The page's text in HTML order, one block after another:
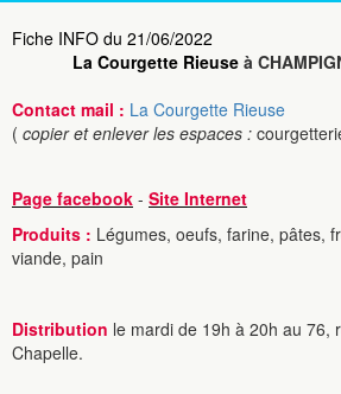
Fiche INFO du 21/06/2022
La Courgette Rieuse à
Contact mail : La Courgette Rieuse
( copier et enlever les espaces :
Page facebook - Site Internet
Produits : Légumes, oeufs, farine, pâtes,
viande, pain
Distribution le mardi de 19h à 20h au 76,
Chapelle.